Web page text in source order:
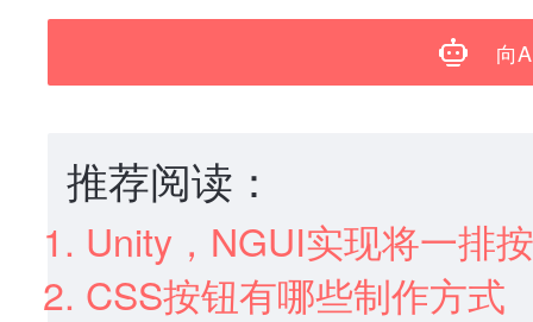
向
推荐阅读：
Unity，NGUI实现将一排
CSS按钮有哪些制作方式